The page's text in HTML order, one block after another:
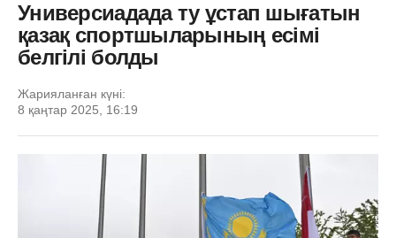
Универсиадада ту ұстап шығатын
қазақ спортшыларының есімі
белгілі болды
Жарияланған күні:
8 қаңтар 2025, 16:19